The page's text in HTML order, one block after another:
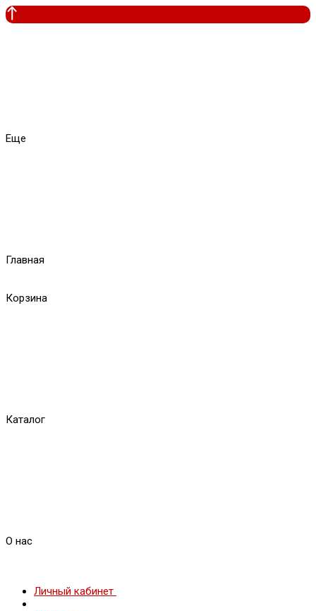
Еще
Главная
Корзина
Каталог
О нас
Личный кабинет